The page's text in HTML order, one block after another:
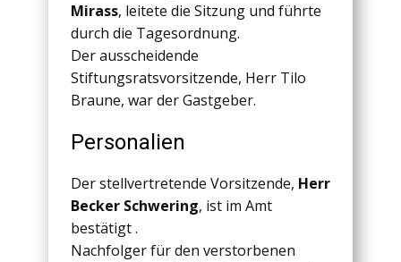
Mirass, leitete die Sitzung und führte
durch die Tagesordnung.
Der ausscheidende
Stiftungsratsvorsitzende, Herr Tilo
Braune, war der Gastgeber.
Personalien
Der stellvertretende Vorsitzende, Herr
Becker Schwering, ist im Amt
bestätigt .
Nachfolger für den verstorbenen